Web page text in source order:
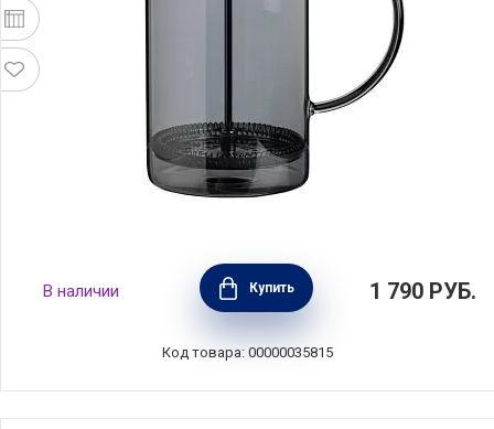
Френч-пресс 1 л, стекло+пластик, цвет
серый, Anna Lafarg, ANLAF-321702D
В наличии Купить 1 790 РУБ.
Код товара: 00000035815